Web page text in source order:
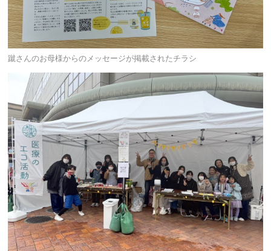
蹴さんのお母様からのメッセージが掲載されたチラシ